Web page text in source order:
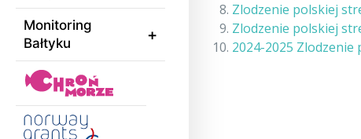
Monitoring
Bałtyku
Zlodzenie polskiej
Zlodzenie polskiej
2024-2025